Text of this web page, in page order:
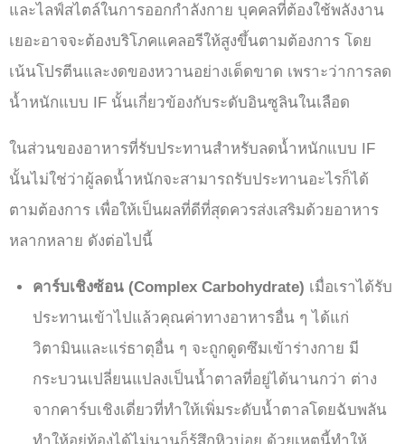
และไลฟ์สไตล์ในการออกกำลังกาย บุคคลที่ต้องใช้พลังงาน
เยอะอาจจะต้องบริโภคแคลอรีให้สูงขึ้นตามต้องการ โดย
เน้นโปรตีนและงดของหวานอย่างเด็ดขาด เพราะว่าการลด
น้ำหนักแบบ IF นั้นเกี่ยวข้องกับระดับอินซูลินในเลือด
ในส่วนของอาหารที่รับประทานสำหรับลดน้ำหนักแบบ IF
นั้นไม่ใช่ว่าผู้ลดน้ำหนักจะสามารถรับประทานอะไรก็ได้
ตามต้องการ เพื่อให้เป็นผลที่ดีที่สุดควรส่งเสริมด้วยอาหาร
หลากหลาย ดังต่อไปนี้
คาร์บเชิงซ้อน (Complex Carbohydrate) เมื่อเราได้รับ
ประทานเข้าไปแล้วคุณค่าทางอาหารอื่น ๆ ได้แก่
วิตามินและแร่ธาตุอื่น ๆ จะถูกดูดซึมเข้าร่างกาย มี
กระบวนเปลี่ยนแปลงเป็นน้ำตาลที่อยู่ได้นานกว่า ต่าง
จากคาร์บเชิงเดี่ยวที่ทำให้เพิ่มระดับน้ำตาลโดยฉับพลัน
ทำให้อยู่ท้องได้ไม่นานก็รู้สึกหิวบ่อย ด้วยเหตุนี้ทำให้